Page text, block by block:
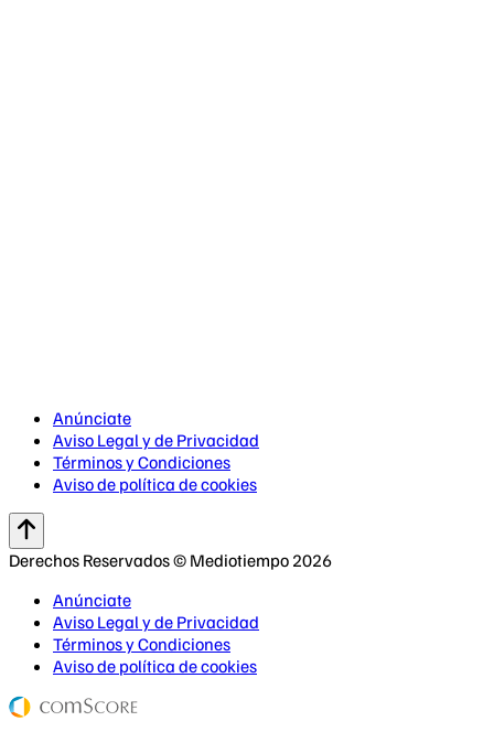
Anúnciate
Aviso Legal y de Privacidad
Términos y Condiciones
Aviso de política de cookies
Derechos Reservados © Mediotiempo 2026
Anúnciate
Aviso Legal y de Privacidad
Términos y Condiciones
Aviso de política de cookies